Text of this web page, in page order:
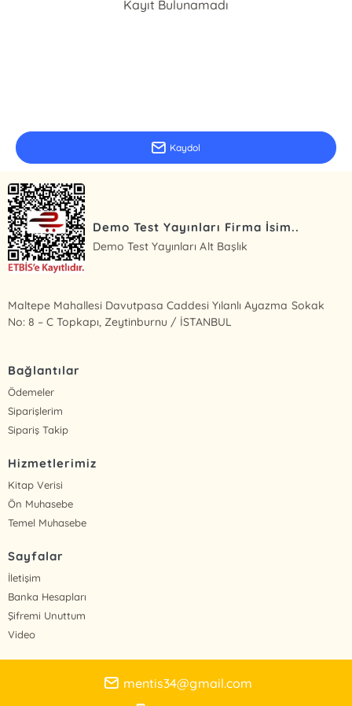
Kayıt Bulunamadı
Kaydol
Demo Test Yayınları Firma İsim..
Demo Test Yayınları Alt Başlık
Maltepe Mahallesi Davutpasa Caddesi Yılanlı Ayazma Sokak
No: 8 – C Topkapı, Zeytinburnu / İSTANBUL
Bağlantılar
Ödemeler
Siparişlerim
Sipariş Takip
Hizmetlerimiz
Kitap Verisi
Ön Muhasebe
Temel Muhasebe
Sayfalar
İletişim
Banka Hesapları
Şifremi Unuttum
Video
mentis34@gmail.com